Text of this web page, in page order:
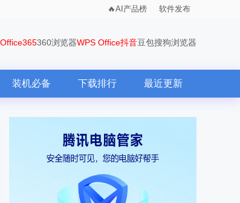
AI产品榜 软件发布
Office365360浏览器WPS Office抖音豆包搜狗浏览器
装机必备 下载排行 最近更新